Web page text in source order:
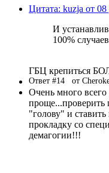
Цитата: kuzja от
И
100%
ГБЦ крепиться
Ответ #14 от
Очень много всего
"голову" и
прокладку со
демагогии!!!